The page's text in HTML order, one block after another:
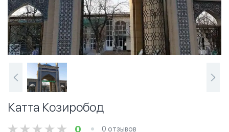
Катта Козиробод
0 0 отзывов